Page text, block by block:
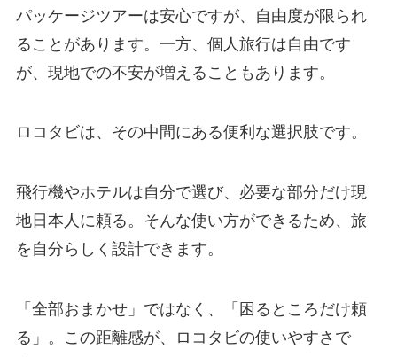
パッケージツアーは安心ですが、自由度が限られ
ることがあります。一方、個人旅行は自由です
が、現地での不安が増えることもあります。
ロコタビは、その中間にある便利な選択肢です。
飛行機やホテルは自分で選び、必要な部分だけ現
地日本人に頼る。そんな使い方ができるため、旅
を自分らしく設計できます。
「全部おまかせ」ではなく、「困るところだけ頼
る」。この距離感が、ロコタビの使いやすさで